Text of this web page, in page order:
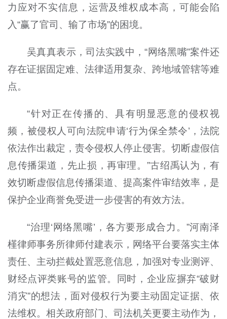
力应对不实信息，运营及维权成本高，可能会陷
入“赢了官司、输了市场”的困境。
吴真真表示，司法实践中，“网络黑嘴”案件还
存在证据固定难、法律适用复杂、跨地域管辖等难
点。
“针对正在传播的、具有明显恶意的侵权视
频，被侵权人可向法院申请‘行为保全禁令’，法院
依法作出裁定，责令侵权人停止侵害。切断虚假信
息传播渠道，先止损，再审理。”古绍禹认为，有
效切断虚假信息传播渠道、提高案件审结效率，是
保护企业商誉免受进一步侵害的有效方法。
“治理‘网络黑嘴’，各方要形成合力。”河南泽
槿律师事务所律师付建表示，网络平台要落实主体
责任、主动拦截处置恶意信息，加强对专业测评、
财经点评类账号的监管。同时，企业应摒弃“破财
消灾”的想法，面对侵权行为要主动固定证据、依
法维权。相关政府部门、司法机关更要主动作为，